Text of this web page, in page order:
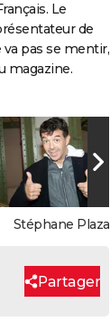
Le
de
va pas se mentir,
magazine.
Stéphane Plaza
Partager